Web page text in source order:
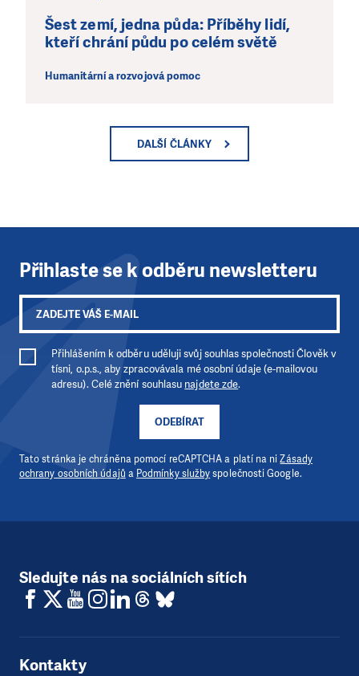
Šest zemí, jedna půda: Příběhy lidí,
kteří chrání půdu po celém světě
Humanitární a rozvojová pomoc
DALŠÍ ČLÁNKY
Přihlaste se k odběru newsletteru
ODEBÍRAT
Přihlášením k odběru uděluji svůj souhlas společnosti Člověk v
tísni, o.p.s., aby zpracovávala mé osobní údaje (e-mailovou
adresu). Celé znění souhlasu najdete zde.
Tato stránka je chráněna pomocí reCAPTCHA a platí na niZásady
ochrany osobních údajů a Podmínky službyspolečnosti Google.
Sledujte nás na sociálních sítích
Kontakty